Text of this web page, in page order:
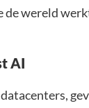
de wereld
AI